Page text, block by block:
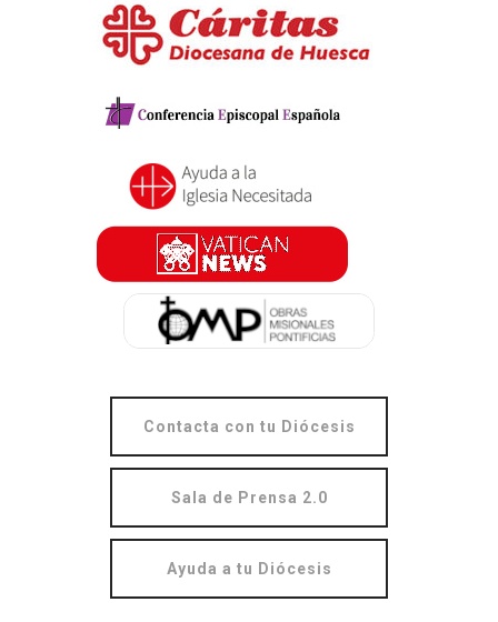
Contacta con tu Diócesis
Sala de Prensa 2.0
Ayuda a tu Diócesis